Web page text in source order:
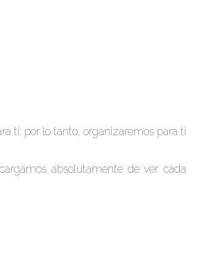
ti; por lo tanto, organizaremos para ti
absolutamente de ver cada